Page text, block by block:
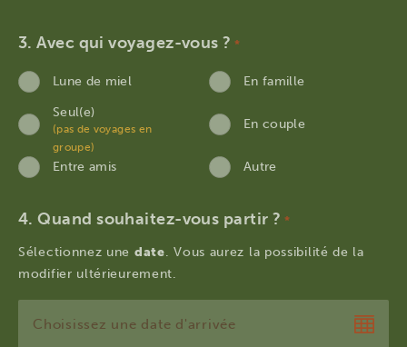
Avec qui voyagez-vous ? *
Lune de miel
En famille
Seul(e)
(pas de voyages en
groupe)
En couple
Entre amis Autre
Quand souhaitez-vous partir ? *
Sélectionnez une date. Vous aurez la possibilité de la
modifier ultérieurement.